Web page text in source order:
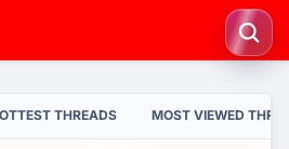
THREADS MOST VIEWED